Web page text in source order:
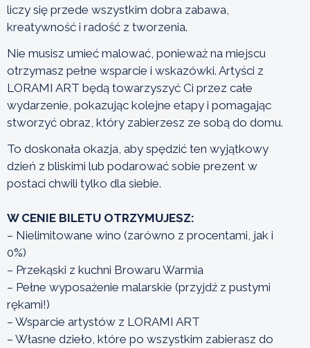
liczy się przede wszystkim dobra zabawa,
kreatywność i radość z tworzenia.
Nie musisz umieć malować, ponieważ na miejscu
otrzymasz pełne wsparcie i wskazówki. Artyści z
LORAMI ART będą towarzyszyć Ci przez całe
wydarzenie, pokazując kolejne etapy i pomagając
stworzyć obraz, który zabierzesz ze sobą do domu.
To doskonała okazja, aby spędzić ten wyjątkowy
dzień z bliskimi lub podarować sobie prezent w
postaci chwili tylko dla siebie.
W CENIE BILETU OTRZYMUJESZ:
– Nielimitowane wino (zarówno z procentami, jak i
0%)
– Przekąski z kuchni Browaru Warmia
– Pełne wyposażenie malarskie (przyjdź z pustymi
rękami!)
– Wsparcie artystów z LORAMI ART
– Własne dzieło, które po wszystkim zabierasz do